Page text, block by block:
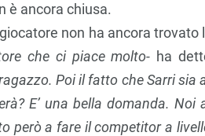
è ancora chiusa.
non ha ancora trovato
che ci piace molto- ha
Poi il fatto che Sarri sia
E’ una bella domanda.
però a fare il competitor a